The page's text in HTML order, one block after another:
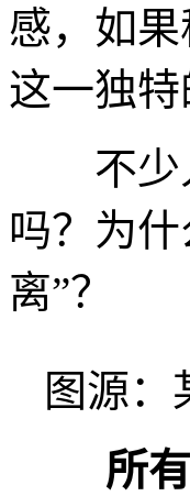
感，如
这一独
不
吗？为
离”？
图源：
所